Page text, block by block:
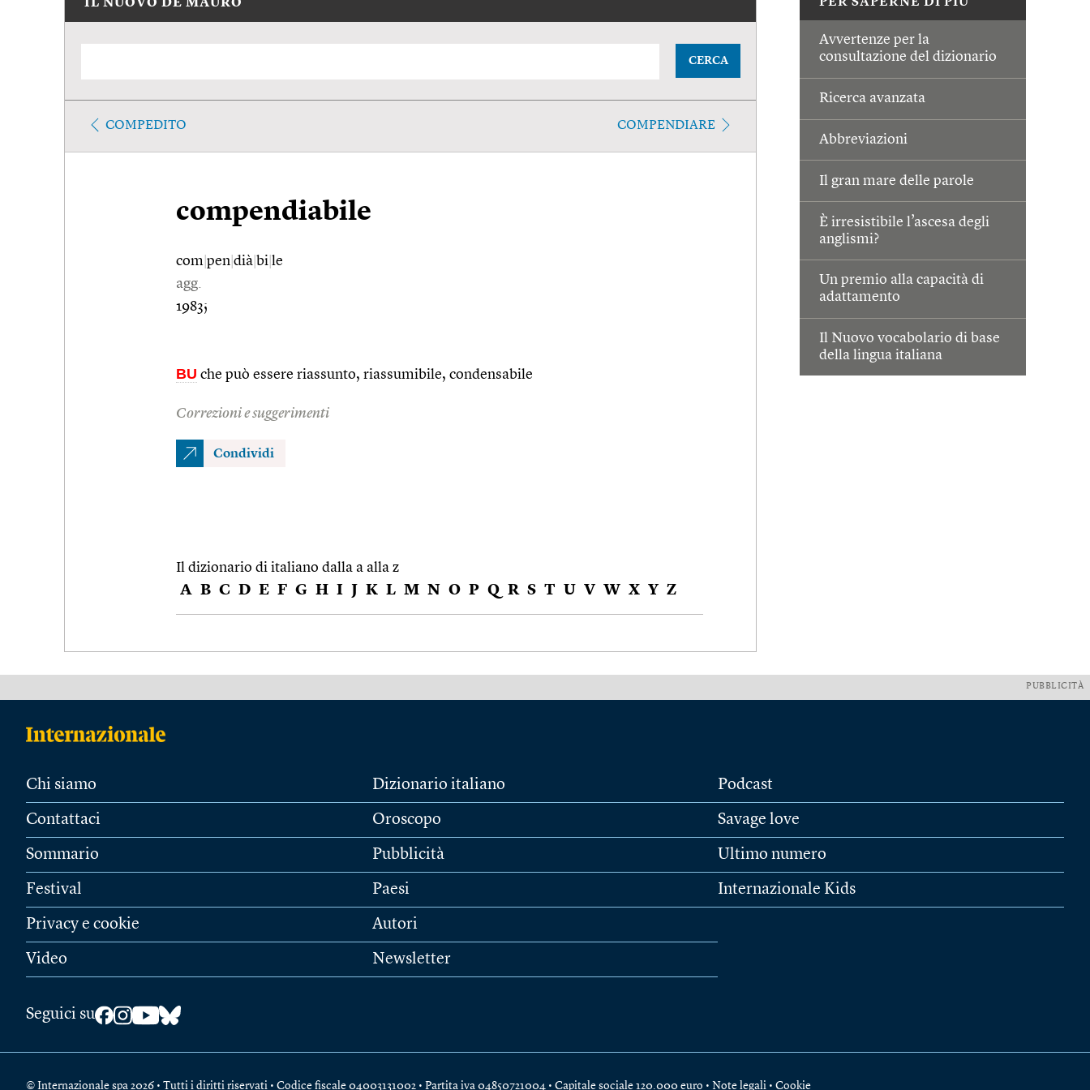
Avvertenze per la
consultazione del dizionario
Ricerca avanzata
Abbreviazioni
Il gran mare delle parole
È irresistibile l’ascesa degli
anglismi?
Un premio alla capacità di
adattamento
Il Nuovo vocabolario di base
della lingua italiana
IL NUOVO DE MAURO
CERCA
COMPEDITO COMPENDIARE
compendiabile
com pen dià bi le
agg.
1983;
BU che può essere riassunto, riassumibile, condensabile
Correzioni e suggerimenti
Condividi
Il dizionario di italiano dalla a alla z
A B C D E F G H I J K L M N O P Q R S T U V W X Y Z
PUBBLICITÀ
Chi siamo
Contattaci
Sommario
Festival
Privacy e cookie
Video
Dizionario italiano
Oroscopo
Pubblicità
Paesi
Autori
Newsletter
Podcast
Savage love
Ultimo numero
Internazionale Kids
Seguici su
© Internazionale spa 2026 • Tutti i diritti riservati • Codice fiscale 04003131002 • Partita iva 04850721004 • Capitale sociale 120.000 euro • Note legali • Cookie